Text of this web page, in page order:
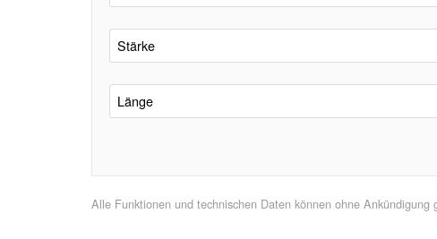
Stärke
Länge
Alle Funktionen und technischen Daten können ohne